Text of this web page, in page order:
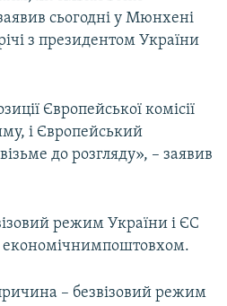
сьогодні у Мюнхені
з президентом України
Європейської комісії
і Європейський
до розгляду», – заявив
режим України і ЄС
– безвізовий режим